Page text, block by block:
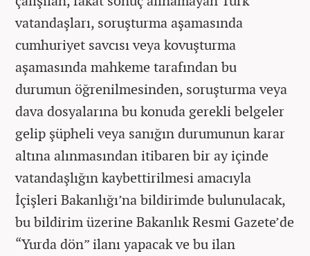
vatandaşları, soruşturma aşamasında
cumhuriyet savcısı veya kovuşturma
aşamasında mahkeme tarafından bu
durumun öğrenilmesinden, soruşturma veya
dava dosyalarına bu konuda gerekli belgeler
gelip şüpheli veya sanığın durumunun karar
altına alınmasından itibaren bir ay içinde
vatandaşlığın kaybettirilmesi amacıyla
İçişleri Bakanlığı’na bildirimde bulunulacak,
bu bildirim üzerine Bakanlık Resmi Gazete’de
“Yurda dön” ilanı yapacak ve bu ilan